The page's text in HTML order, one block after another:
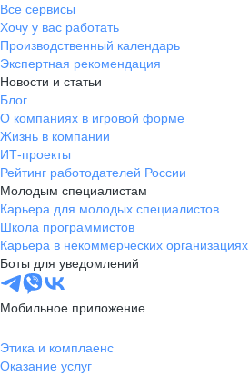
Все сервисы
Хочу у вас работать
Производственный календарь
Экспертная рекомендация
Новости и статьи
Блог
О компаниях в игровой форме
Жизнь в компании
ИТ-проекты
Рейтинг работодателей России
Молодым специалистам
Карьера для молодых специалистов
Школа программистов
Карьера в некоммерческих организациях
Боты для уведомлений
Мобильное приложение
Этика и комплаенс
Оказание услуг